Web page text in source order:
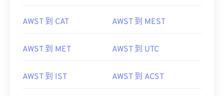
AWST 到 CAT AWST 到 MEST
AWST 到 MET AWST 到 UTC
AWST 到 IST AWST 到 ACST